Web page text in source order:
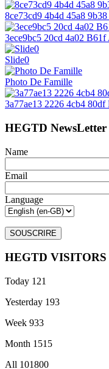
8ce73cd9 4b4d 45a8
3ece9bc5 20cd 4a02 B61f
Slide0
Photo De Famille
3a77ae13 2226 4cb4 80df
HEGTD
Name
Email
Language
HEGTD VISITORS
Today 121
Yesterday 193
Week 933
Month 1515
All 101800